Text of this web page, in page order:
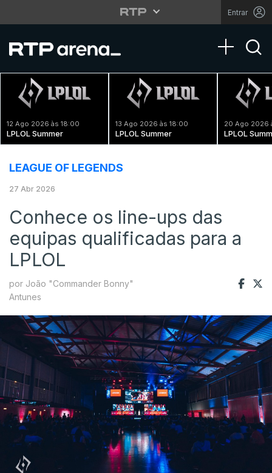
Entrar
Toggle
12 Ago 2026 às 18:00
LPLOL Summer
13 Ago 2026 às 18:00
LPLOL Summer
20 Ago 2026
LPLOL
LEAGUE OF LEGENDS
27 Abr 2026
Conhece os line-ups das
equipas qualificadas para a
LPLOL
por João "Commander Bonny"
Antunes